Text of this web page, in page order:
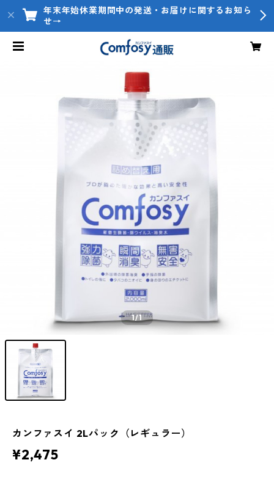
年末年始休業期間中の発送・お届けに関するお知ら
せ→
1/1
カンファスイ 2Lパック（レギュラー）
¥2,475